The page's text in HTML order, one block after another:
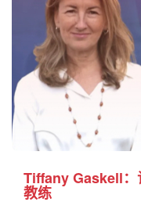
Tiffany Gaskell：
教练